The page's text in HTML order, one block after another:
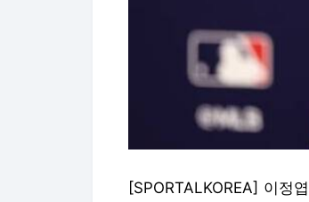
[SPORTALKOREA] 이정